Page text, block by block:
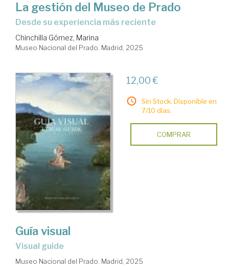
La gestión del Museo de Prado
Desde su experiencia más reciente
Chinchilla Gómez, Marina
Museo Nacional del Prado. Madrid, 2025
12,00 €
Sin Stock. Disponible en
7/10 días.
COMPRAR
Guía visual
Visual guide
Museo Nacional del Prado. Madrid, 2025